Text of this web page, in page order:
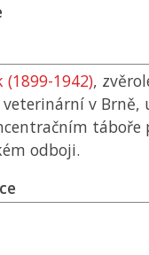
(1899-1942),
veterinární v Brně,
táboře
odboji.